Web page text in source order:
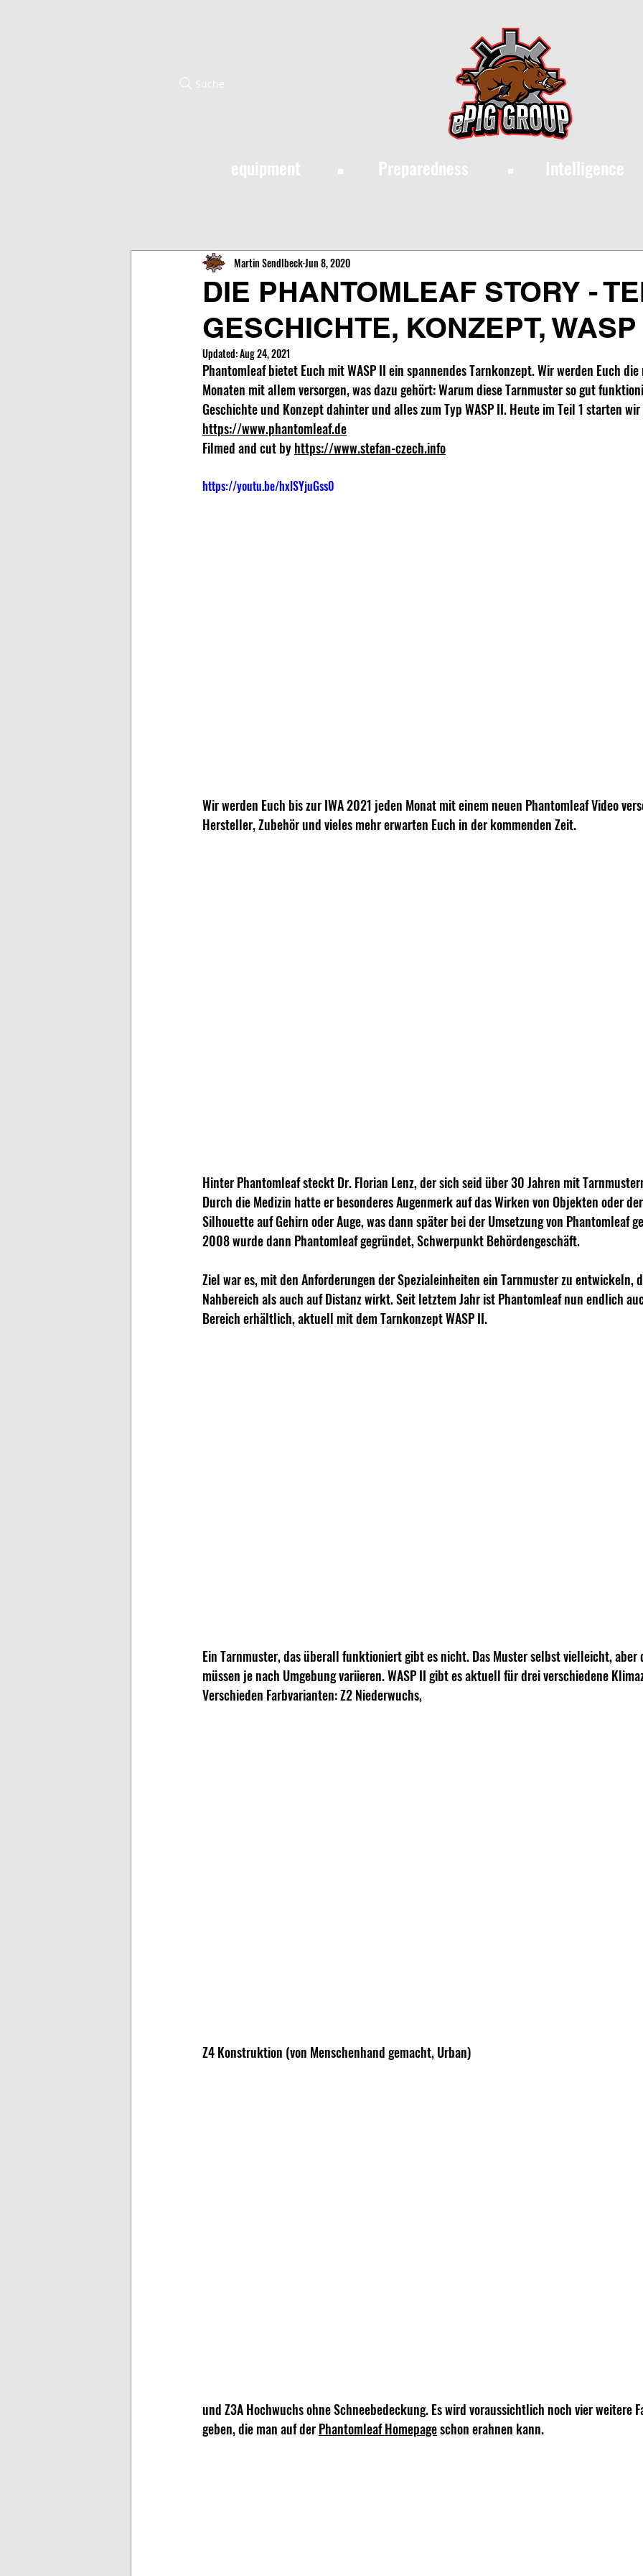
·
equipment Preparedness Intelligence
·
Suche
DIE PHANTOMLEAF STORY -
GESCHICHTE, KONZEPT,
Martin SendlbeckJun 8, 2020
Updated:Aug 24, 2021
Phantomleaf bietet Euch mit WASP II ein spannendes Tarnkonzept. Wir werden Euch
Monaten mit allem versorgen, was dazu gehört: Warum diese Tarnmuster so gut
Geschichte und Konzept dahinter und alles zum Typ WASP II. Heute im Teil 1 starten wir
https://www.phantomleaf.de
Filmed and cut by https://www.stefan-czech.info
https://youtu.be/hxlSYjuGss0
Wir werden Euch bis zur IWA 2021 jeden Monat mit einem neuen Phantomleaf Video
Hersteller, Zubehör und vieles mehr erwarten Euch in der kommenden Zeit.
Hinter Phantomleaf steckt Dr. Florian Lenz, der sich seid über 30 Jahren mit
Durch die Medizin hatte er besonderes Augenmerk auf das Wirken von Objekten oder
Silhouette auf Gehirn oder Auge, was dann später bei der Umsetzung von Phantomleaf
2008 wurde dann Phantomleaf gegründet, Schwerpunkt Behördengeschäft.
Ziel war es, mit den Anforderungen der Spezialeinheiten ein Tarnmuster zu entwickeln,
Nahbereich als auch auf Distanz wirkt. Seit letztem Jahr ist Phantomleaf nun endlich
Bereich erhältlich, aktuell mit dem Tarnkonzept WASP II.
Ein Tarnmuster, das überall funktioniert gibt es nicht. Das Muster selbst vielleicht, aber
müssen je nach Umgebung variieren. WASP II gibt es aktuell für drei verschiedene
Verschieden Farbvarianten: Z2 Niederwuchs,
Z4 Konstruktion (von Menschenhand gemacht, Urban)
und Z3A Hochwuchs ohne Schneebedeckung. Es wird voraussichtlich noch vier weitere
geben, die man auf der Phantomleaf Homepage schon erahnen kann.